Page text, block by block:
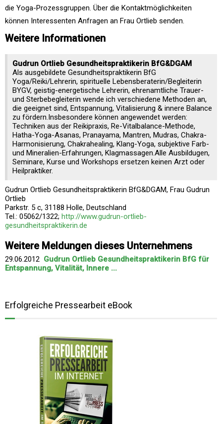
die Yoga-Prozessgruppen. Über die Kontaktmöglichkeiten
können Interessenten Anfragen an Frau Ortlieb senden.
Weitere Informationen
Gudrun Ortlieb Gesundheitspraktikerin BfG&DGAM
Als ausgebildete Gesundheitspraktikerin BfG
Yoga/Reiki/Lehrerin, spirituelle Lebensberaterin/Begleiterin
BYGV, geistig-energetische Lehrerin, ehrenamtliche Trauer-
und Sterbebegleiterin wende ich verschiedene Methoden an,
die geeignet sind, Entspannung, Vitalisierung & innere Balance
zu fördern.Insbesondere können angewendet werden:
Techniken aus der Reikipraxis, Re-Vitalbalance-Methode,
Hatha-Yoga-Asanas, Pranayama, Mantren, Mudras, Chakra-
Harmonisierung, Chakrahealing, Klang-Yoga, subjektive Farb-
und Mineralien-Erfahrungen, Klagmassagen.Alle Ausbildugen,
Seminare, Kurse und Workshops ersetzen keinen Arzt oder
Heilpraktiker.
Gudrun Ortlieb Gesundheitspraktikerin BfG&DGAM, Frau Gudrun
Ortlieb
Parkstr. 5 c, 31188 Holle, Deutschland
Tel.: 05062/1322; http://www.gudrun-ortlieb-
gesundheitspraktikerin.de
Weitere Meldungen dieses Unternehmens
29.06.2012 Gudrun Ortlieb Gesundheitspraktikerin BfG für
Entspannung, Vitalität, Innere ...
Erfolgreiche Pressearbeit eBook